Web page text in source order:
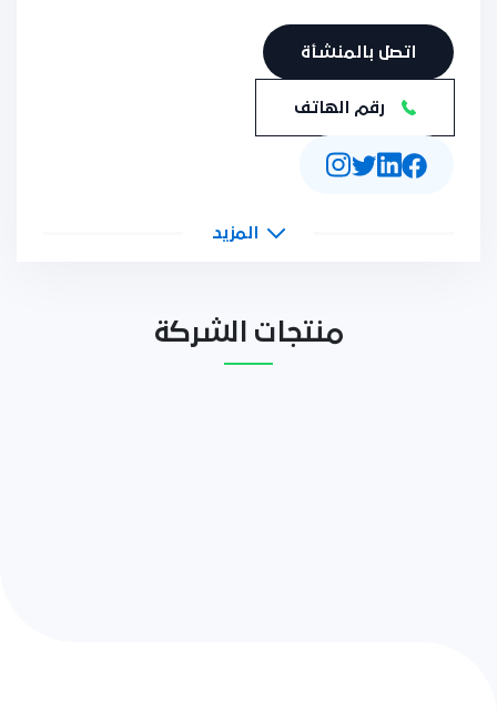
اتصل بالمنشأة
رقم الهاتف
المزيد
منتجات الشركة